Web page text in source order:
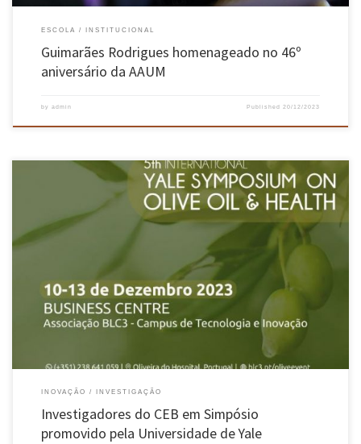
ESCOLA INSTITUCIONAL
Guimarães Rodrigues homenageado no 46º
aniversário da AAUM
by admin Published20/12/2023
José Teixeira, no Comité Organizador e Científico, e António Vicente, na organização, ambos
investigadores do Centro de Engenharia Biológica (CEB) da Universidade do Minho,
participaram no 5th International Yale Symposium on Olive Oil & Health. O evento, que
aconteceu de 10 a 13 de dezembro, em Oliveira do Hospital, foi […]
INOVAÇÃO INVESTIGAÇÃO
Investigadores do CEB em Simpósio
promovido pela Universidade de Yale